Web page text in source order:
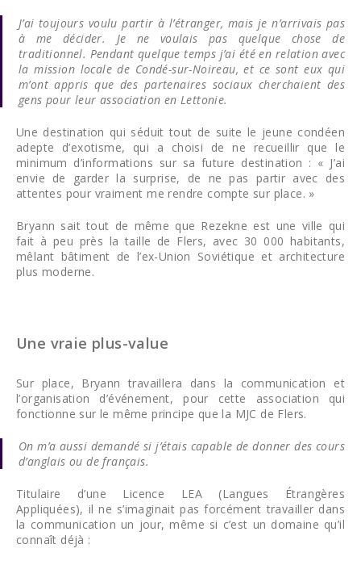
J’ai toujours voulu partir à l’étranger, mais je n’arrivais pas
à me décider. Je ne voulais pas quelque chose de
traditionnel. Pendant quelque temps j’ai été en relation avec
la mission locale de Condé-sur-Noireau, et ce sont eux qui
m’ont appris que des partenaires sociaux cherchaient des
gens pour leur association en Lettonie.
Une destination qui séduit tout de suite le jeune condéen
adepte d’exotisme, qui a choisi de ne recueillir que le
minimum d’informations sur sa future destination : « J’ai
envie de garder la surprise, de ne pas partir avec des
attentes pour vraiment me rendre compte sur place. »
Bryann sait tout de même que Rezekne est une ville qui
fait à peu près la taille de Flers, avec 30 000 habitants,
mêlant bâtiment de l’ex-Union Soviétique et architecture
plus moderne.
Une vraie plus-value
Sur place, Bryann travaillera dans la communication et
l’organisation d’événement, pour cette association qui
fonctionne sur le même principe que la MJC de Flers.
On m’a aussi demandé si j’étais capable de donner des cours
d’anglais ou de français.
Titulaire d’une Licence LEA (Langues Étrangères
Appliquées), il ne s’imaginait pas forcément travailler dans
la communication un jour, même si c’est un domaine qu’il
connaît déjà :